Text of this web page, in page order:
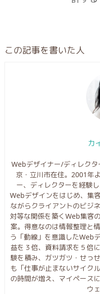
この記事を書いた人
カ
Webデザイナー/ディレク
京・立川市在住。2001年
ー、ディレクターを経験
Webデザインをはじめ、集
ながらクライアントのビジ
対等な関係を築くWeb集客
案。得意なのは情報整理と
う「動線」を意識したWeb
益を３倍、資料請求を５倍
験を積み、ガツガツ・せっ
も「仕事が止まないサイク
の時間が増え、マイペース
ウ